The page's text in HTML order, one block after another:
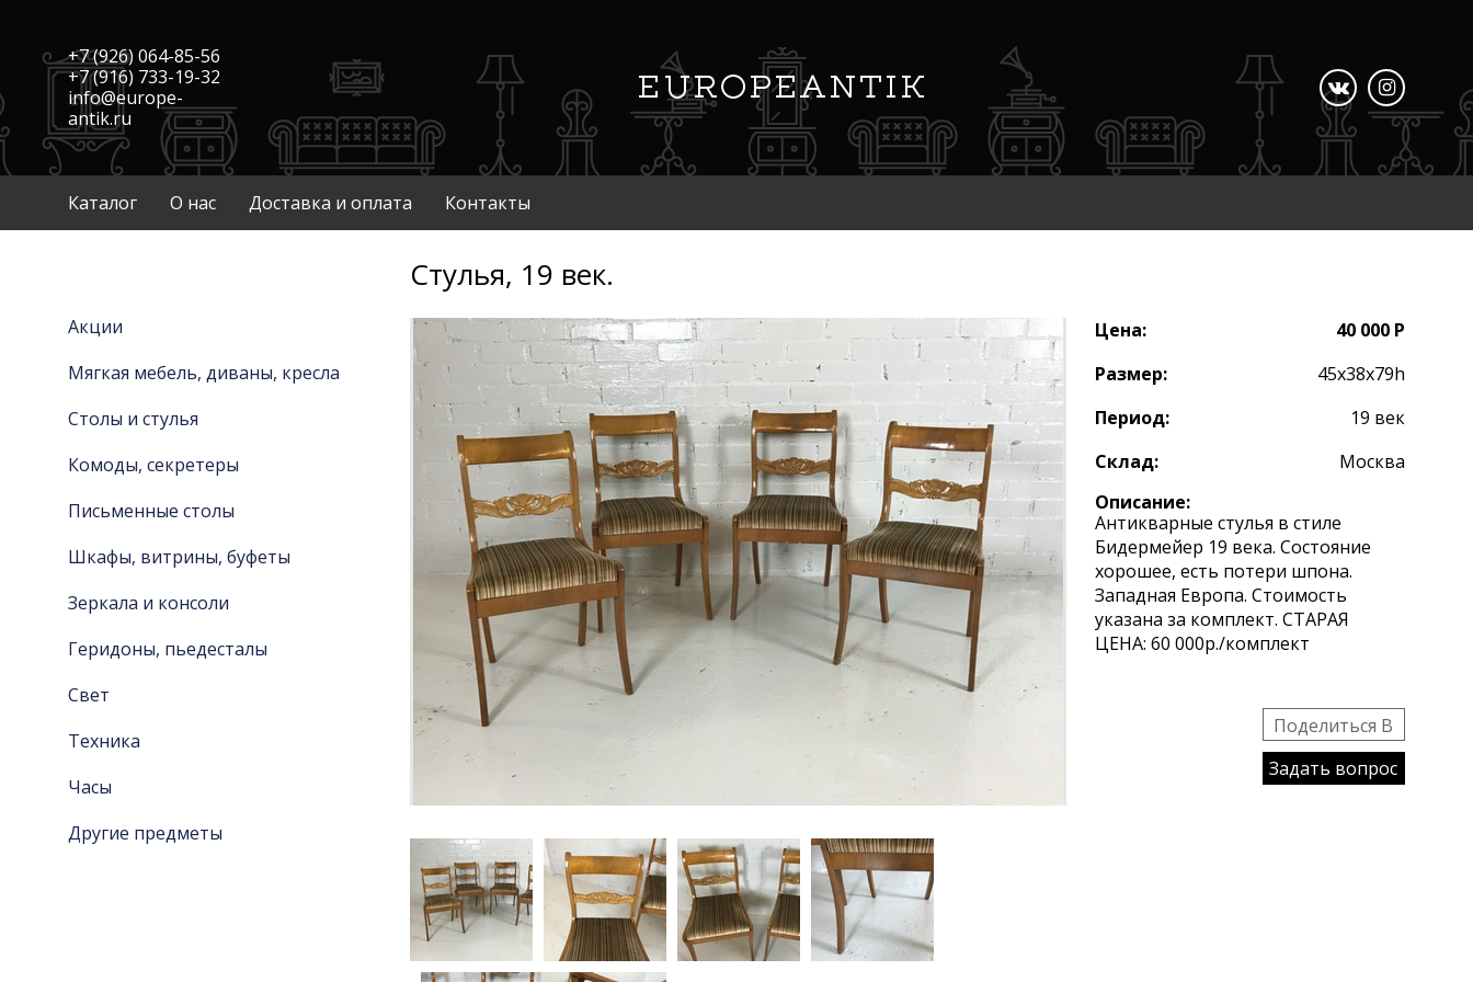
+7 (926) 064-85-56
+7 (916) 733-19-32
info@europe-
antik.ru
Каталог О нас Доставка и оплата Контакты
Акции
Мягкая мебель, диваны, кресла
Столы и стулья
Комоды, секретеры
Письменные столы
Шкафы, витрины, буфеты
Зеркала и консоли
Геридоны, пьедесталы
Свет
Техника
Часы
Другие предметы
Стулья, 19 век.
Цена:
40 000 Р
Размер:
45х38х79h
Период:
19 век
Склад:
Москва
Описание:
Антикварные стулья в стиле
Бидермейер 19 века. Состояние
хорошее, есть потери шпона.
Западная Европа. Стоимость
указана за комплект. СТАРАЯ
ЦЕНА: 60 000р./комплект
Поделиться B
Задать вопрос